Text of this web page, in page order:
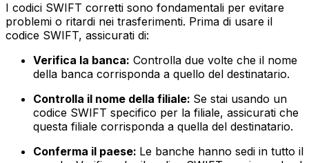
I codici SWIFT corretti sono fondamentali per evitare
problemi o ritardi nei trasferimenti. Prima di usare il
codice SWIFT, assicurati di:
Verifica la banca: Controlla due volte che il nome
della banca corrisponda a quello del destinatario.
Controlla il nome della filiale: Se stai usando un
codice SWIFT specifico per la filiale, assicurati che
questa filiale corrisponda a quella del destinatario.
Conferma il paese: Le banche hanno sedi in tutto il